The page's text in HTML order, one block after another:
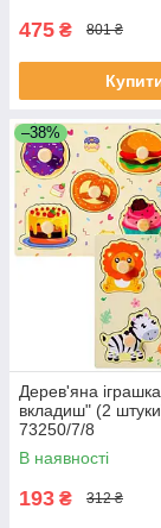
475 ₴ 801 ₴
–38%
Дерев'яна
вкладиш" (2
73250/7/8
В наявності
193 ₴ 312 ₴